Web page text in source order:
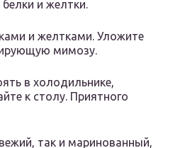
и желтки.
и желтками. Уложите
мимозу.
в холодильнике,
к столу. Приятного
так и маринованный,